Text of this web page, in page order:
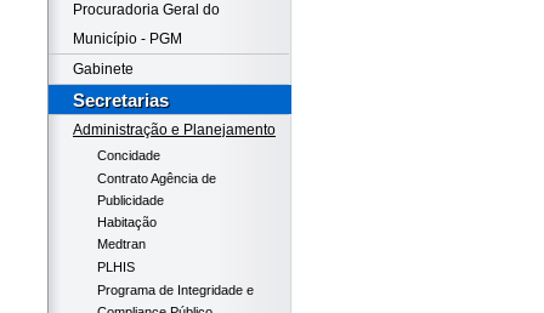
Procuradoria Geral do
Município - PGM
Gabinete
Secretarias
Administração e Planejamento
Concidade
Contrato Agência de
Publicidade
Habitação
Medtran
PLHIS
Programa de Integridade e